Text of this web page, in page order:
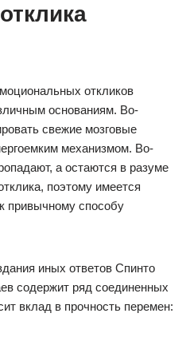
откликов
основаниям. Во-
свежие мозговые
механизмом. Во-
а остаются в разуме
поэтому имеется
привычному способу
иных ответов Спинто
содержит ряд соединенных
вклад в прочность перемен: